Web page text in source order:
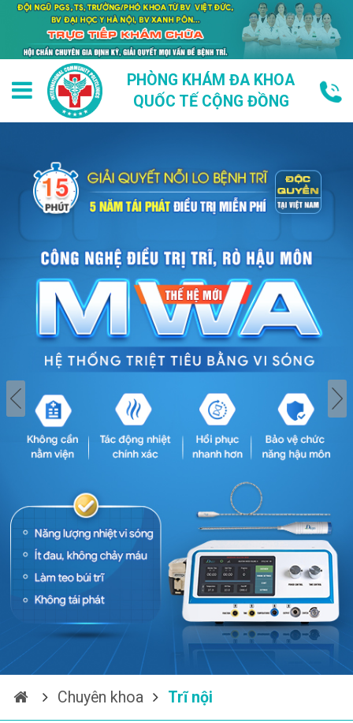
PHÒNG KHÁM ĐA KHOA
QUỐC TẾ CỘNG ĐỒNG
Chuyên khoa Trĩ nội